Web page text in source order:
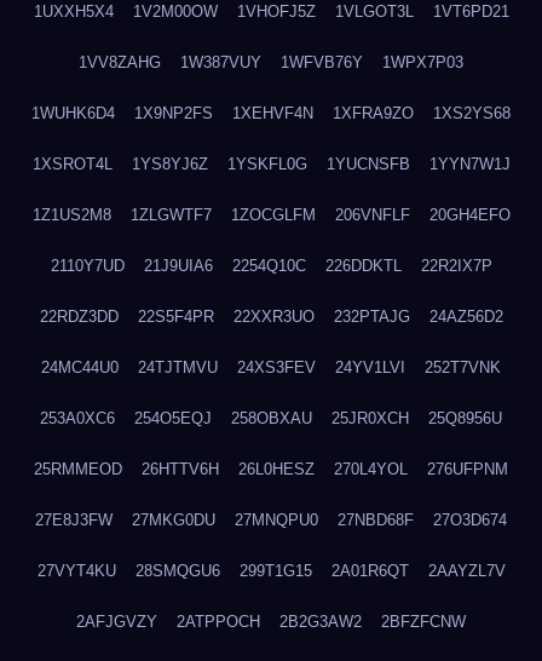
1UXXH5X4 1V2M00OW 1VHOFJ5Z 1VLGOT3L 1VT6PD21
1VV8ZAHG 1W387VUY 1WFVB76Y 1WPX7P03
1WUHK6D4 1X9NP2FS 1XEHVF4N 1XFRA9ZO 1XS2YS68
1XSROT4L 1YS8YJ6Z 1YSKFL0G 1YUCNSFB 1YYN7W1J
1Z1US2M8 1ZLGWTF7 1ZOCGLFM 206VNFLF 20GH4EFO
2110Y7UD 21J9UIA6 2254Q10C 226DDKTL 22R2IX7P
22RDZ3DD 22S5F4PR 22XXR3UO 232PTAJG 24AZ56D2
24MC44U0 24TJTMVU 24XS3FEV 24YV1LVI 252T7VNK
253A0XC6 254O5EQJ 258OBXAU 25JR0XCH 25Q8956U
25RMMEOD 26HTTV6H 26L0HESZ 270L4YOL 276UFPNM
27E8J3FW 27MKG0DU 27MNQPU0 27NBD68F 27O3D674
27VYT4KU 28SMQGU6 299T1G15 2A01R6QT 2AAYZL7V
2AFJGVZY 2ATPPOCH 2B2G3AW2 2BFZFCNW